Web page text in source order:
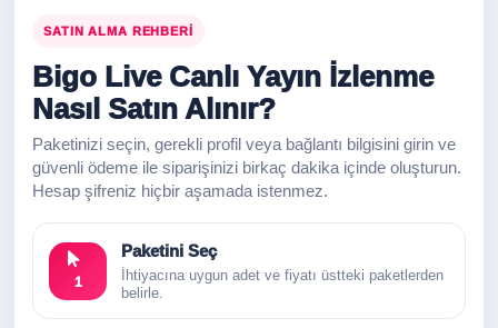
SATIN ALMA REHBERI
Bigo Live Canlı Yayın İzlenme
Nasıl Satın Alınır?
Paketinizi seçin, gerekli profil veya bağlantı bilgisini girin ve
güvenli ödeme ile siparişinizi birkaç dakika içinde oluşturun.
Hesap şifreniz hiçbir aşamada istenmez.
1
Paketini Seç
İhtiyacına uygun adet ve fiyatı üstteki paketlerden
belirle.